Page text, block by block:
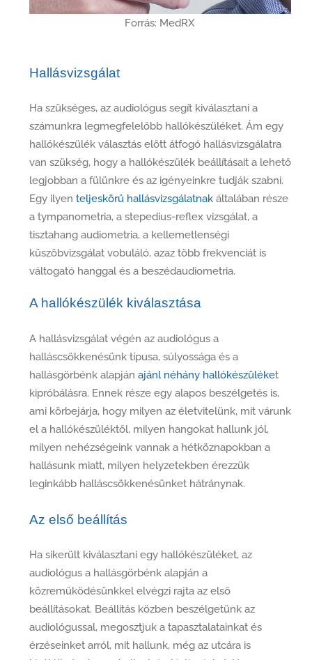
Forrás: MedRX
Hallásvizsgálat
Ha szükséges, az audiológus segít kiválasztani a
számunkra legmegfelelőbb hallókészüléket. Ám egy
hallókészülék választás előtt átfogó hallásvizsgálatra
van szükség, hogy a hallókészülék beállításait a lehető
legjobban a fülünkre és az igényeinkre tudják szabni.
Egy ilyen teljeskörű hallásvizsgálatnakáltalában része
a tympanometria, a stepedius-reflex vizsgálat, a
tisztahang audiometria, a kellemetlenségi
küszöbvizsgálat vobuláló, azaz több frekvenciát is
váltogató hanggal és a beszédaudiometria.
A hallókészülék kiválasztása
A hallásvizsgálat végén az audiológus a
halláscsökkenésünk típusa, súlyossága és a
hallásgörbénk alapján ajánl néhány hallókészüléket
kipróbálásra. Ennek része egy alapos beszélgetés is,
ami körbejárja, hogy milyen az életvitelünk, mit várunk
el a hallókészüléktől, milyen hangokat hallunk jól,
milyen nehézségeink vannak a hétköznapokban a
hallásunk miatt, milyen helyzetekben érezzük
leginkább halláscsökkenésünket hátránynak.
Az első beállítás
Ha sikerült kiválasztani egy hallókészüléket, az
audiológus a hallásgörbénk alapján a
közreműködésünkkel elvégzi rajta az első
beállításokat. Beállítás közben beszélgetünk az
audiológussal, megosztjuk a tapasztalatainkat és
érzéseinket arról, mit hallunk, még az utcára is